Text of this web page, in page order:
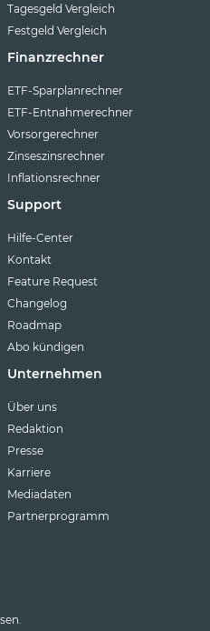
Tagesgeld Vergleich
Festgeld Vergleich
Finanzrechner
ETF-Sparplanrechner
ETF-Entnahmerechner
Vorsorgerechner
Zinseszinsrechner
Inflationsrechner
Support
Hilfe-Center
Kontakt
Feature Request
Changelog
Roadmap
Abo kündigen
Unternehmen
Über uns
Redaktion
Presse
Karriere
Mediadaten
Partnerprogramm